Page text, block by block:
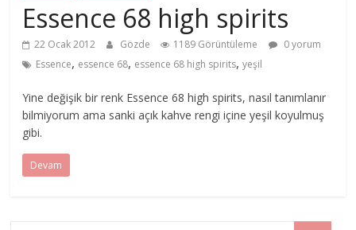
Essence 68 high spirits
22 Ocak 2012 Gözde 1189 Görüntüleme
0 yorum
Essence, essence 68, essence 68 high spirits,yeşil
Yine değişik bir renk Essence 68 high spirits, nasıl tanımlanır
bilmiyorum ama sanki açık kahve rengi içine yeşil koyulmuş
gibi.
Devam